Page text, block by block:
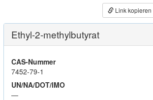
Link kopieren
Ethyl-2-methylbutyrat
CAS-Nummer
7452-79-1
UN/NA/DOT/IMO
—